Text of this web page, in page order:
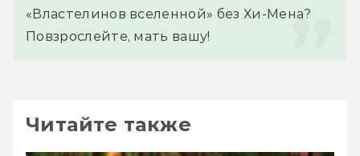
«Властелинов вселенной» без Хи-Мена?
Повзрослейте, мать вашу!
Читайте также